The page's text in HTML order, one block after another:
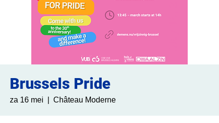
Brussels Pride
za 16 mei Château Moderne